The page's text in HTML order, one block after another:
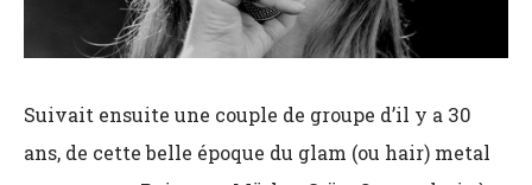
Suivait ensuite une couple de groupe d’il y a 30
ans, de cette belle époque du glam (ou hair) metal